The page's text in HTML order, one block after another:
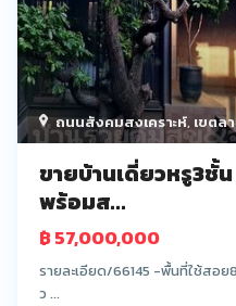
ถนนสังคมสงเคราะห์, เขตล
ขายบ้านเดี่ยวหรู3
พร้อมส...
฿ 57,000,000
รายละเอียด/66145 -พื้นที่ใช้สอ
ว ...